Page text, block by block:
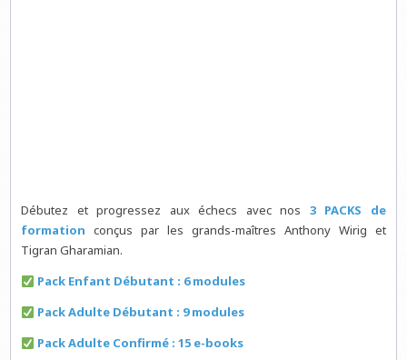
Débutez et progressez aux échecs avec nos 3 PACKS de
formation conçus par les grands-maîtres Anthony Wirig et
Tigran Gharamian.
Pack Enfant Débutant : 6 modules
Pack Adulte Débutant : 9 modules
Pack Adulte Confirmé : 15 e-books